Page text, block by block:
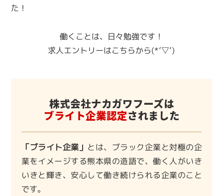
た！
働くことは、日々勉強です！
求人エントリーはこちらから(*’▽’)
株式会社ナカガワフーズは
ブライト企業認定されました
「ブライト企業」 とは、ブラック企業と対極の企
業をイメージする熊本県の造語で、働く人がいき
いきと輝き、安心して働き続けられる企業のこと
です。